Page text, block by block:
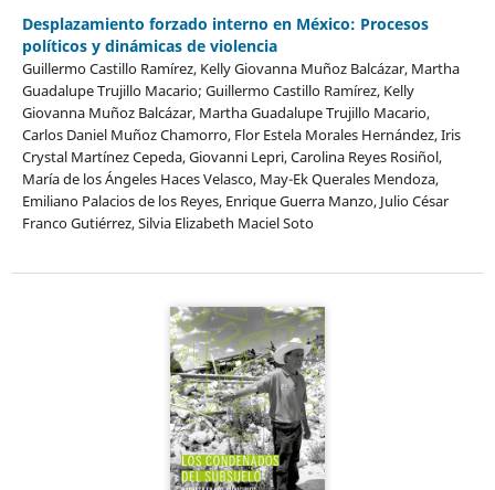
Desplazamiento forzado interno en México: Procesos
políticos y dinámicas de violencia
Guillermo Castillo Ramírez, Kelly Giovanna Muñoz Balcázar, Martha
Guadalupe Trujillo Macario; Guillermo Castillo Ramírez, Kelly
Giovanna Muñoz Balcázar, Martha Guadalupe Trujillo Macario,
Carlos Daniel Muñoz Chamorro, Flor Estela Morales Hernández, Iris
Crystal Martínez Cepeda, Giovanni Lepri, Carolina Reyes Rosiñol,
María de los Ángeles Haces Velasco, May-Ek Querales Mendoza,
Emiliano Palacios de los Reyes, Enrique Guerra Manzo, Julio César
Franco Gutiérrez, Silvia Elizabeth Maciel Soto